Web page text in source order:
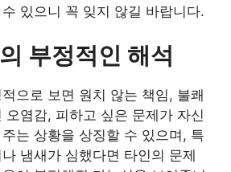
있으니 꼭 잊지 않길 바랍니다.
부정적인 해석
으로 보면 원치 않는 책임, 불쾌
오염감, 피하고 싶은 문제가 자신
는 상황을 상징할 수 있으며, 특
냄새가 심했다면 타인의 문제